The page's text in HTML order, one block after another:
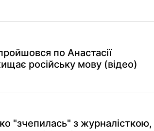
по Анастасії
російську мову (відео)
"зчепилась" з журналісткою,